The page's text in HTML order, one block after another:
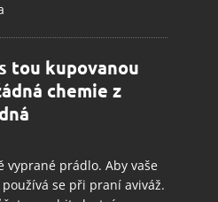
tou kupovanou
chemie z
vyprané prádlo. Aby vaše
se při praní aviváž.